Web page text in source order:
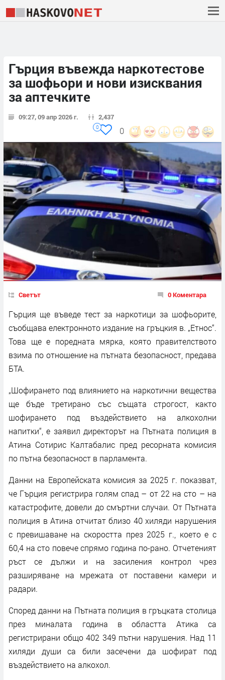
Гърция въвежда наркотестове
за шофьори и нови изисквания
за аптечките
09:27, 09 апр 2026 г. 2,437
0
0
Светът 0 Коментара
Гърция ще въведе тест за наркотици за шофьорите,
съобщава електронното издание на гръцкия в. „Етнос“.
Това ще е поредната мярка, която правителството
взима по отношение на пътната безопасност, предава
БТА.
„Шофирането под влиянието на наркотични вещества
ще бъде третирано със същата строгост, както
шофирането под въздействието на алкохолни
напитки“, е заявил директорът на Пътната полиция в
Атина Сотирис Калтабалис пред ресорната комисия
по пътна безопасност в парламента.
Данни на Европейската комисия за 2025 г. показват,
че Гърция регистрира голям спад – от 22 на сто – на
катастрофите, довели до смъртни случаи. От Пътната
полиция в Атина отчитат близо 40 хиляди нарушения
с превишаване на скоростта през 2025 г., което е с
60,4 на сто повече спрямо година по-рано. Отчетеният
ръст се дължи и на засиления контрол чрез
разширяване на мрежата от поставени камери и
радари.
Според данни на Пътната полиция в гръцката столица
през миналата година в областта Атика са
регистрирани общо 402 349 пътни нарушения. Над 11
хиляди души са били засечени да шофират под
въздействието на алкохол.